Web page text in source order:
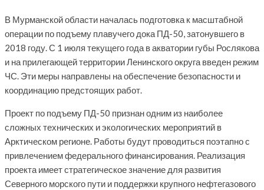
В Мурманской области началась подготовка к масштабной
операции по подъему плавучего дока ПД-50, затонувшего в
2018 году. С 1 июля текущего года в акватории губы Рослякова
и на прилегающей территории Ленинского округа введен режим
ЧС. Эти меры направлены на обеспечение безопасности и
координацию предстоящих работ.
Проект по подъему ПД-50 признан одним из наиболее
сложных технических и экологических мероприятий в
Арктическом регионе. Работы будут проводиться поэтапно с
привлечением федерального финансирования. Реализация
проекта имеет стратегическое значение для развития
Северного морского пути и поддержки крупного нефтегазового